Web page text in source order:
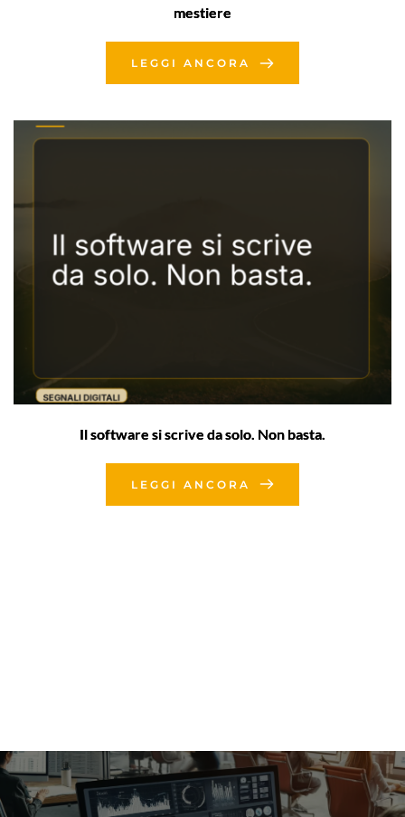
mestiere
LEGGI ANCORA
Il software si scrive da solo. Non basta.
LEGGI ANCORA